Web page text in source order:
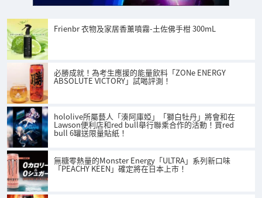
Frienbr 衣物及家居香薰噴霧-土佐佛手柑 300mL
必勝成就！為考生應援的能量飲料「ZONe ENERGY
ABSOLUTE VICTORY」試喝評測！
hololive所屬藝人「湊阿庫婭」「獅白牡丹」將會和在
Lawson便利店和red bull舉行聯乘合作的活動！買red
bull 6罐送限量貼紙！
無糖零熱量的Monster Energy「ULTRA」系列新口味
「PEACHY KEEN」確定將在日本上市！